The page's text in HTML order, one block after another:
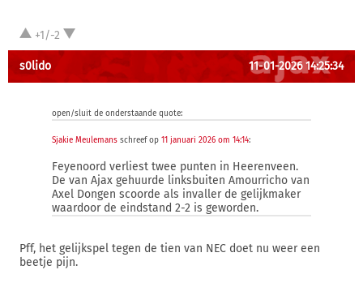
+1/-2
s0lido 11-01-2026 14:25:34
open/sluit de onderstaande quote:
Sjakie Meulemans schreef op 11 januari 2026 om 14:14:
Feyenoord verliest twee punten in Heerenveen.
De van Ajax gehuurde linksbuiten Amourricho van
Axel Dongen scoorde als invaller de gelijkmaker
waardoor de eindstand 2-2 is geworden.
Pff, het gelijkspel tegen de tien van NEC doet nu weer een
beetje pijn.